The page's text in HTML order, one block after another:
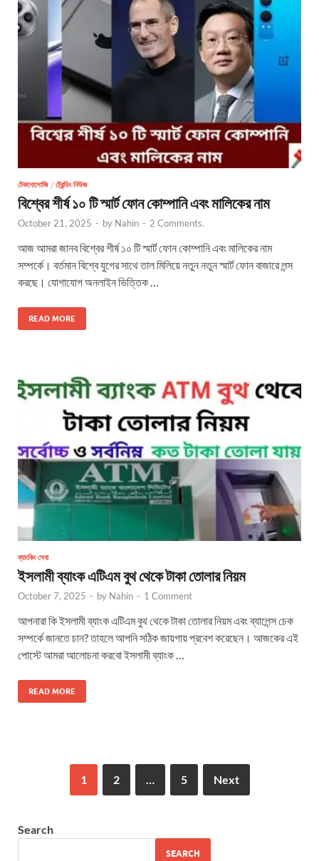
টেকনোলোজি / ট্রেন্ডিং নিউজ
বিশ্বের শীর্ষ ১০ টি স্মার্ট ফোন কোম্পানি এবং মালিকের নাম
October 21, 2025 - by Nahin - 2 Comments.
আজ আমরা জানব বিশ্বের শীর্ষ ১০ টি স্মার্ট ফোন কোম্পানি এবং মালিকের নাম
সম্পর্কে। বর্তমান বিশ্বে যুগের সাথে তাল মিলিয়ে নতুন নতুন স্মার্ট ফোন বাজারে লন্স
করছে। যোগাযোগ অনলাইন ভিত্তিক …
READ MORE
ব্যাংকিং সেবা
ইসলামী ব্যাংক এটিএম বুথ থেকে টাকা তোলার নিয়ম
October 7, 2025 - by Nahin - 1 Comment
আপনারা কি ইসলামী ব্যাংক এটিএম বুথ থেকে টাকা তোলার নিয়ম এবং ব্যালেন্স চেক
সম্পর্কে জানতে চান? তাহলে আপনি সঠিক জায়গায় প্রবেশ করেছেন। আজকের এই
পোস্টে আমরা আলোচনা করবো ইসলামী ব্যাংক …
READ MORE
1 2 5 Next
Search
SEARCH